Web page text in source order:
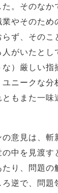
。そのなか
業やそのた
ず、そのこ
人がいたとし
な）厳しい指
ニークな分
もまた一味
意見は、斬
中を見渡す
り、問題の
逆で、問題